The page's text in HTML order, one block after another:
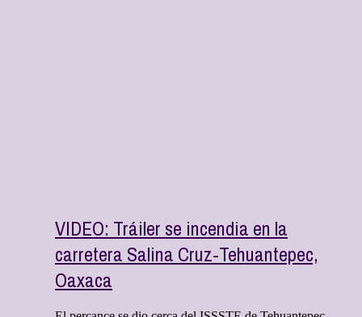
VIDEO: Tráiler se incendia en la
carretera Salina Cruz-Tehuantepec,
Oaxaca